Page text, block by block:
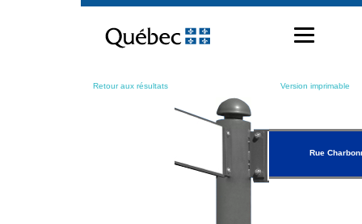
contenu
Retour aux résultats Version imprimable
Rue